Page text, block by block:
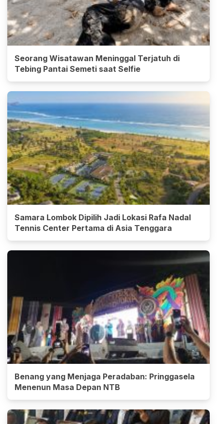
Seorang Wisatawan Meninggal Terjatuh di
Tebing Pantai Semeti saat Selfie
Samara Lombok Dipilih Jadi Lokasi Rafa Nadal
Tennis Center Pertama di Asia Tenggara
Benang yang Menjaga Peradaban: Pringgasela
Menenun Masa Depan NTB